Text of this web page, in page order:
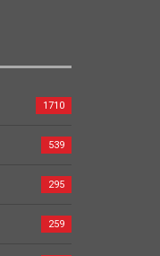
1710
539
295
259